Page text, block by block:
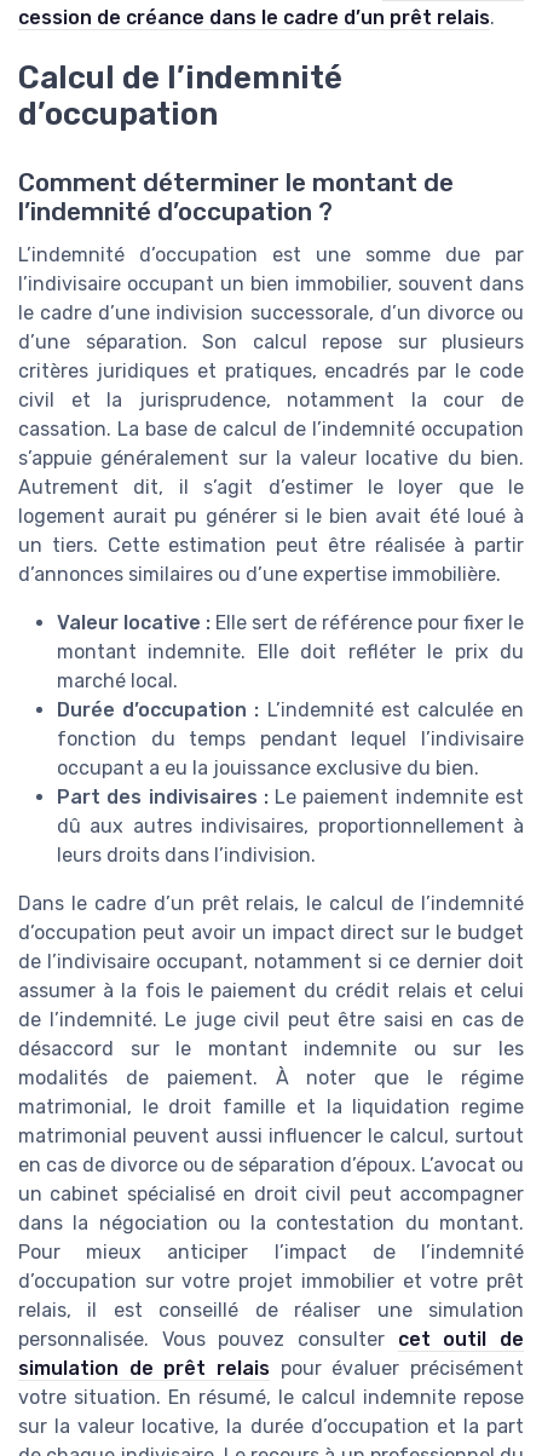
cession de créance dans le cadre d’un prêt relais.
Calcul de l’indemnité
d’occupation
Comment déterminer le montant de
l’indemnité d’occupation ?
L’indemnité d’occupation est une somme due par
l’indivisaire occupant un bien immobilier, souvent dans
le cadre d’une indivision successorale, d’un divorce ou
d’une séparation. Son calcul repose sur plusieurs
critères juridiques et pratiques, encadrés par le code
civil et la jurisprudence, notamment la cour de
cassation. La base de calcul de l’indemnité occupation
s’appuie généralement sur la valeur locative du bien.
Autrement dit, il s’agit d’estimer le loyer que le
logement aurait pu générer si le bien avait été loué à
un tiers. Cette estimation peut être réalisée à partir
d’annonces similaires ou d’une expertise immobilière.
Valeur locative : Elle sert de référence pour fixer le
montant indemnite. Elle doit refléter le prix du
marché local.
Durée d’occupation : L’indemnité est calculée en
fonction du temps pendant lequel l’indivisaire
occupant a eu la jouissance exclusive du bien.
Part des indivisaires :Le paiement indemnite est
dû aux autres indivisaires, proportionnellement à
leurs droits dans l’indivision.
Dans le cadre d’un prêt relais, le calcul de l’indemnité
d’occupation peut avoir un impact direct sur le budget
de l’indivisaire occupant, notamment si ce dernier doit
assumer à la fois le paiement du crédit relais et celui
de l’indemnité. Le juge civil peut être saisi en cas de
désaccord sur le montant indemnite ou sur les
modalités de paiement. À noter que le régime
matrimonial, le droit famille et la liquidation regime
matrimonial peuvent aussi influencer le calcul, surtout
en cas de divorce ou de séparation d’époux. L’avocat ou
un cabinet spécialisé en droit civil peut accompagner
dans la négociation ou la contestation du montant.
Pour mieux anticiper l’impact de l’indemnité
d’occupation sur votre projet immobilier et votre prêt
relais, il est conseillé de réaliser une simulation
personnalisée. Vous pouvez consulter cet outil de
simulation de prêt relais pour évaluer précisément
votre situation. En résumé, le calcul indemnite repose
sur la valeur locative, la durée d’occupation et la part